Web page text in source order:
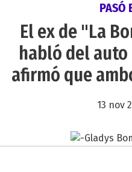
PASÓ
El ex de "La
habló del
afirmó que
13 nov